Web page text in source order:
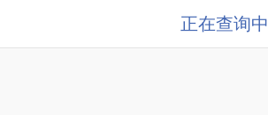
正在查询中